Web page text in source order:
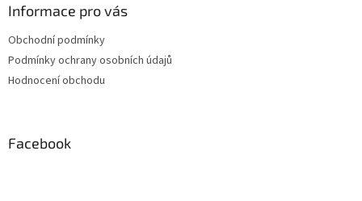
Informace pro vás
Obchodní podmínky
Podmínky ochrany osobních údajů
Hodnocení obchodu
Facebook